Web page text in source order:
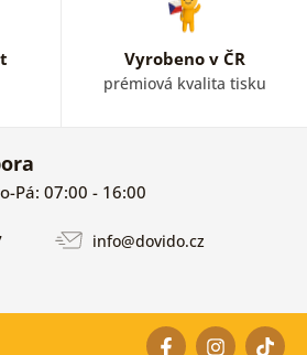
Vyrobeno v ČR
prémiová kvalita tisku
Pá: 07:00 - 16:00
info@dovido.cz